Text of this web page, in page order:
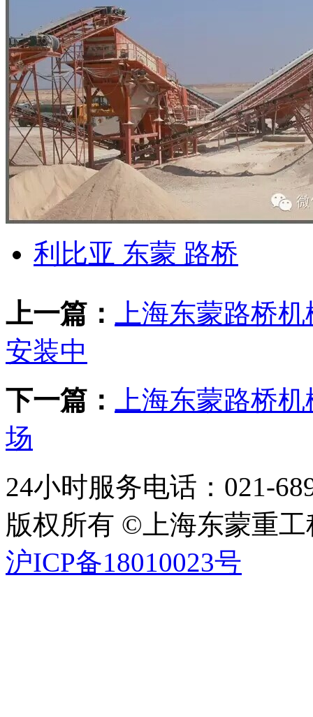
利比亚 东蒙 路桥
上一篇：
上海东蒙路桥
安装中
下一篇：
上海东蒙路桥
场
24小时服务电话：021-
版权所有 ©上海东蒙重
沪ICP备18010023号